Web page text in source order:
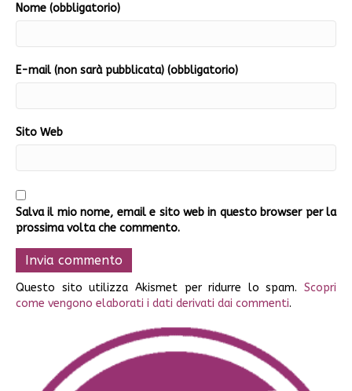
Nome (obbligatorio)
E-mail (non sarà pubblicata) (obbligatorio)
Sito Web
Salva il mio nome, email e sito web in questo browser per la
prossima volta che commento.
Questo sito utilizza Akismet per ridurre lo spam. Scopri
come vengono elaborati i dati derivati dai commenti.